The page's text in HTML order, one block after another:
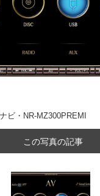
ビ・NR-MZ300PREMI
この写真の記事